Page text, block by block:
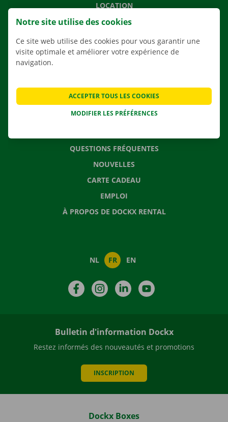
LOCATION
NOS VÉHICULES
NOS SERVICES
AGENCES
QUESTIONS FRÉQUENTES
NOUVELLES
CARTE CADEAU
EMPLOI
À PROPOS DE DOCKX RENTAL
NL FR EN
FacebookInstagramLinkedIn
Bulletin d'information Dockx
Restez informés des nouveautés et promotions
INSCRIPTION
Dockx Boxes
Notre site utilise des cookies
Ce site web utilise des cookies pour vous garantir une
visite optimale et améliorer votre expérience de
navigation.
MODIFIER LES PRÉFÉRENCES
ACCEPTER TOUS LES COOKIES